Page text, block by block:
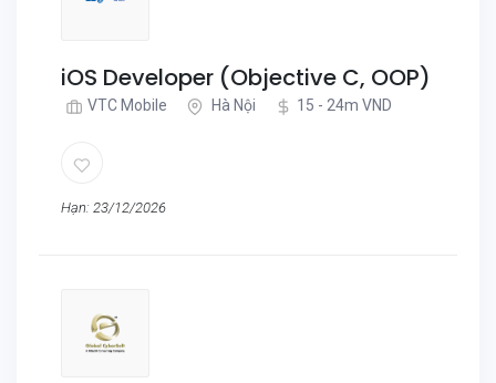
iOS Developer (Objective C, OOP)
VTC Mobile Hà Nội 15 - 24m VND
Hạn: 23/12/2026